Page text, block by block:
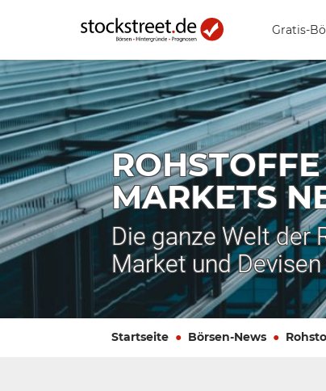
Gratis-
MARKETS
Die ganze Welt der
Market und
Startseite Börsen-News